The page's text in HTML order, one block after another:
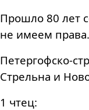
Прошло 80 лет
не имеем права.
Петергофско-
Стрельна и
1 чтец: